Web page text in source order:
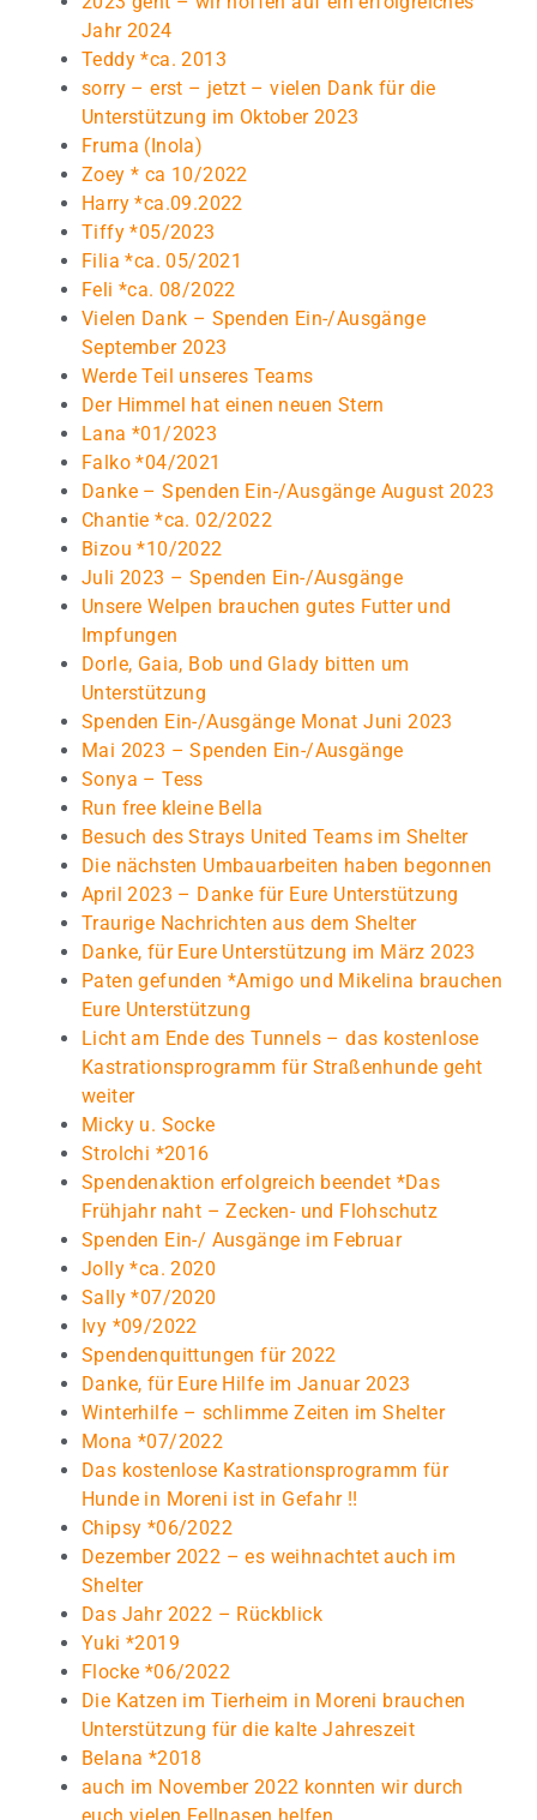
Jahr 2024
Teddy *ca. 2013
sorry – erst – jetzt – vielen Dank für die
Unterstützung im Oktober 2023
Fruma (Inola)
Zoey * ca 10/2022
Harry *ca.09.2022
Tiffy *05/2023
Filia *ca. 05/2021
Feli *ca. 08/2022
Vielen Dank – Spenden Ein-/Ausgänge
September 2023
Werde Teil unseres Teams
Der Himmel hat einen neuen Stern
Lana *01/2023
Falko *04/2021
Danke – Spenden Ein-/Ausgänge August 2023
Chantie *ca. 02/2022
Bizou *10/2022
Juli 2023 – Spenden Ein-/Ausgänge
Unsere Welpen brauchen gutes Futter und
Impfungen
Dorle, Gaia, Bob und Glady bitten um
Unterstützung
Spenden Ein-/Ausgänge Monat Juni 2023
Mai 2023 – Spenden Ein-/Ausgänge
Sonya – Tess
Run free kleine Bella
Besuch des Strays United Teams im Shelter
Die nächsten Umbauarbeiten haben begonnen
April 2023 – Danke für Eure Unterstützung
Traurige Nachrichten aus dem Shelter
Danke, für Eure Unterstützung im März 2023
Paten gefunden *Amigo und Mikelina brauchen
Eure Unterstützung
Licht am Ende des Tunnels – das kostenlose
Kastrationsprogramm für Straßenhunde geht
weiter
Micky u. Socke
Strolchi *2016
Spendenaktion erfolgreich beendet *Das
Frühjahr naht – Zecken- und Flohschutz
Spenden Ein-/ Ausgänge im Februar
Jolly *ca. 2020
Sally *07/2020
Ivy *09/2022
Spendenquittungen für 2022
Danke, für Eure Hilfe im Januar 2023
Winterhilfe – schlimme Zeiten im Shelter
Mona *07/2022
Das kostenlose Kastrationsprogramm für
Hunde in Moreni ist in Gefahr !!
Chipsy *06/2022
Dezember 2022 – es weihnachtet auch im
Shelter
Das Jahr 2022 – Rückblick
Yuki *2019
Flocke *06/2022
Die Katzen im Tierheim in Moreni brauchen
Unterstützung für die kalte Jahreszeit
Belana *2018
auch im November 2022 konnten wir durch
euch vielen Fellnasen helfen